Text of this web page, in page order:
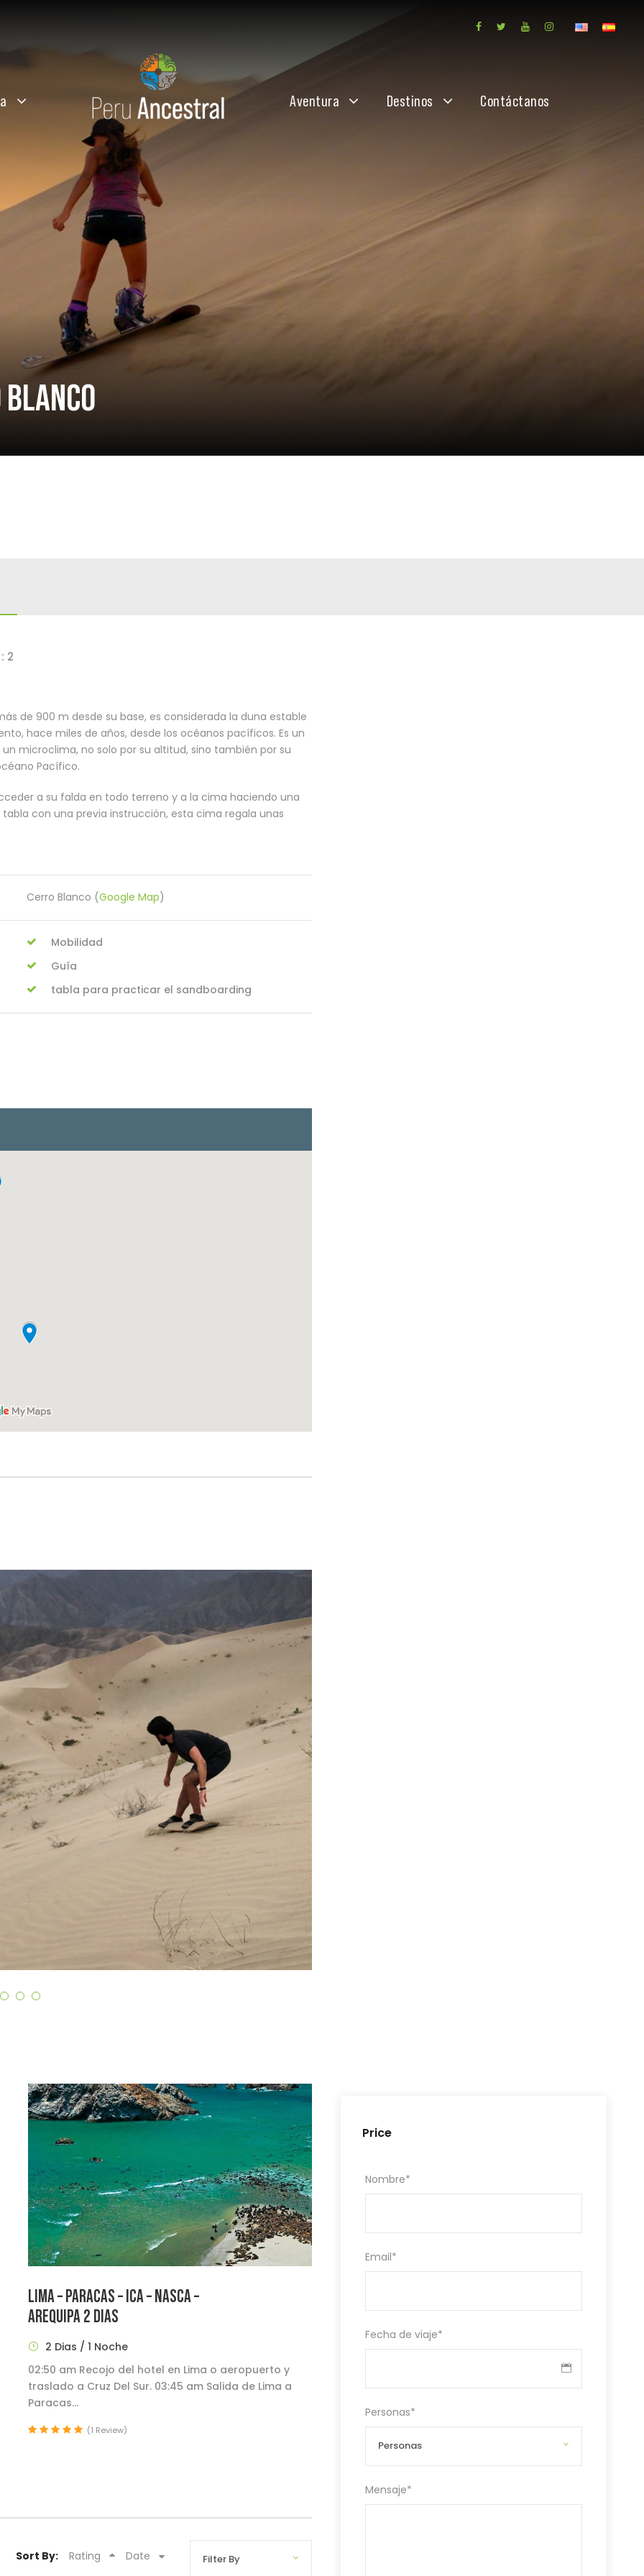
Aventura Destinos Contáctanos
Price
Nombre*
Email*
Fecha de viaje*
Personas*
Mensaje*
2
de 900 m desde su base, es considerada la duna estable
hace miles de años, desde los océanos pacíficos. Es un
microclima, no solo por su altitud, sino también por su
Pacífico.
a su falda en todo terreno y a la cima haciendo una
con una previa instrucción, esta cima regala unas
Cerro Blanco (Google Map)
Mobilidad
Guía
tabla para practicar el sandboarding
LIMA – PARACAS – ICA – NASCA –
AREQUIPA 2 DIAS
2 Dias / 1 Noche
02:50 am Recojo del hotel en Lima o aeropuerto y
traslado a Cruz Del Sur. 03:45 am Salida de Lima a
Paracas...
(1 Review)
Sort By: Rating Date